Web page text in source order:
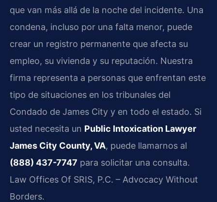
que van más allá de la noche del incidente. Una
condena, incluso por una falta menor, puede
crear un registro permanente que afecta su
empleo, su vivienda y su reputación. Nuestra
firma representa a personas que enfrentan este
tipo de situaciones en los tribunales del
Condado de James City y en todo el estado. Si
usted necesita un Public Intoxication Lawyer
James City County, VA, puede llamarnos al
(888) 437-7747 para solicitar una consulta.
Law Offices Of SRIS, P.C. – Advocacy Without
Borders.